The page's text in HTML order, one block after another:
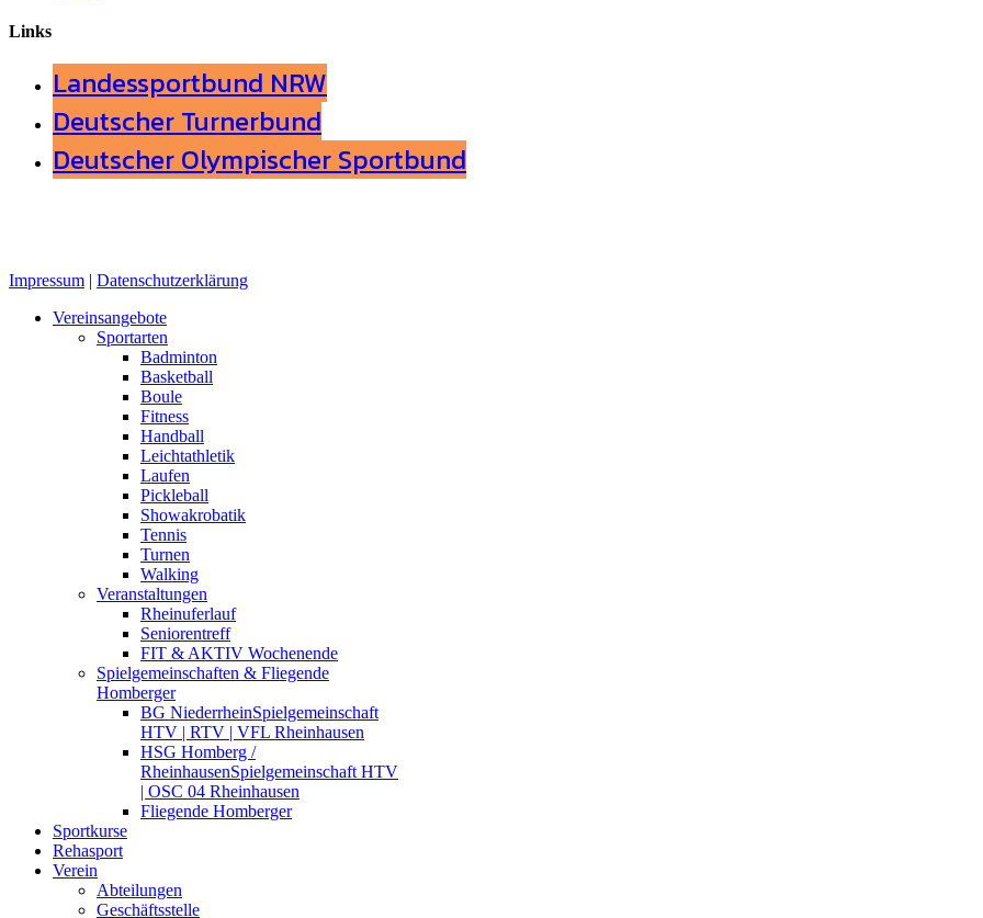
Links
Landessportbund NRW
Deutscher Turnerbund
Deutscher Olympischer Sportbund
Impressum | Datenschutzerklärung
Close
Vereinsangebote
Sportarten
Badminton
Basketball
Boule
Fitness
Handball
Leichtathletik
Laufen
Pickleball
Showakrobatik
Tennis
Turnen
Walking
Veranstaltungen
Rheinuferlauf
Seniorentreff
FIT & AKTIV Wochenende
Spielgemeinschaften & Fliegende
Homberger
BG NiederrheinSpielgemeinschaft
HTV | RTV | VFL Rheinhausen
HSG Homberg /
RheinhausenSpielgemeinschaft HTV
| OSC 04 Rheinhausen
Fliegende Homberger
Sportkurse
Rehasport
Verein
Abteilungen
Geschäftsstelle